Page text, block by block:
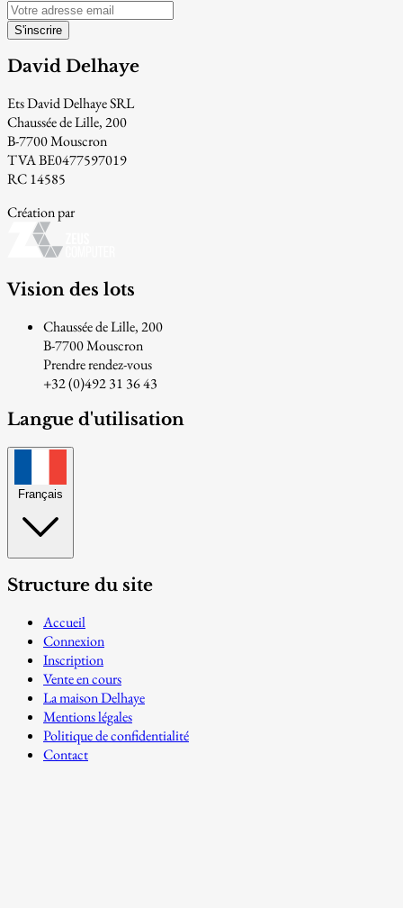
S'inscrire
David Delhaye
Ets David Delhaye SRL
Chaussée de Lille, 200
B-7700 Mouscron
TVA BE0477597019
RC 14585
Création par
Vision des lots
Chaussée de Lille, 200
B-7700 Mouscron
Prendre rendez-vous
+32 (0)492 31 36 43
Langue d'utilisation
Français
Structure du site
Accueil
Connexion
Inscription
Vente en cours
La maison Delhaye
Mentions légales
Politique de confidentialité
Contact